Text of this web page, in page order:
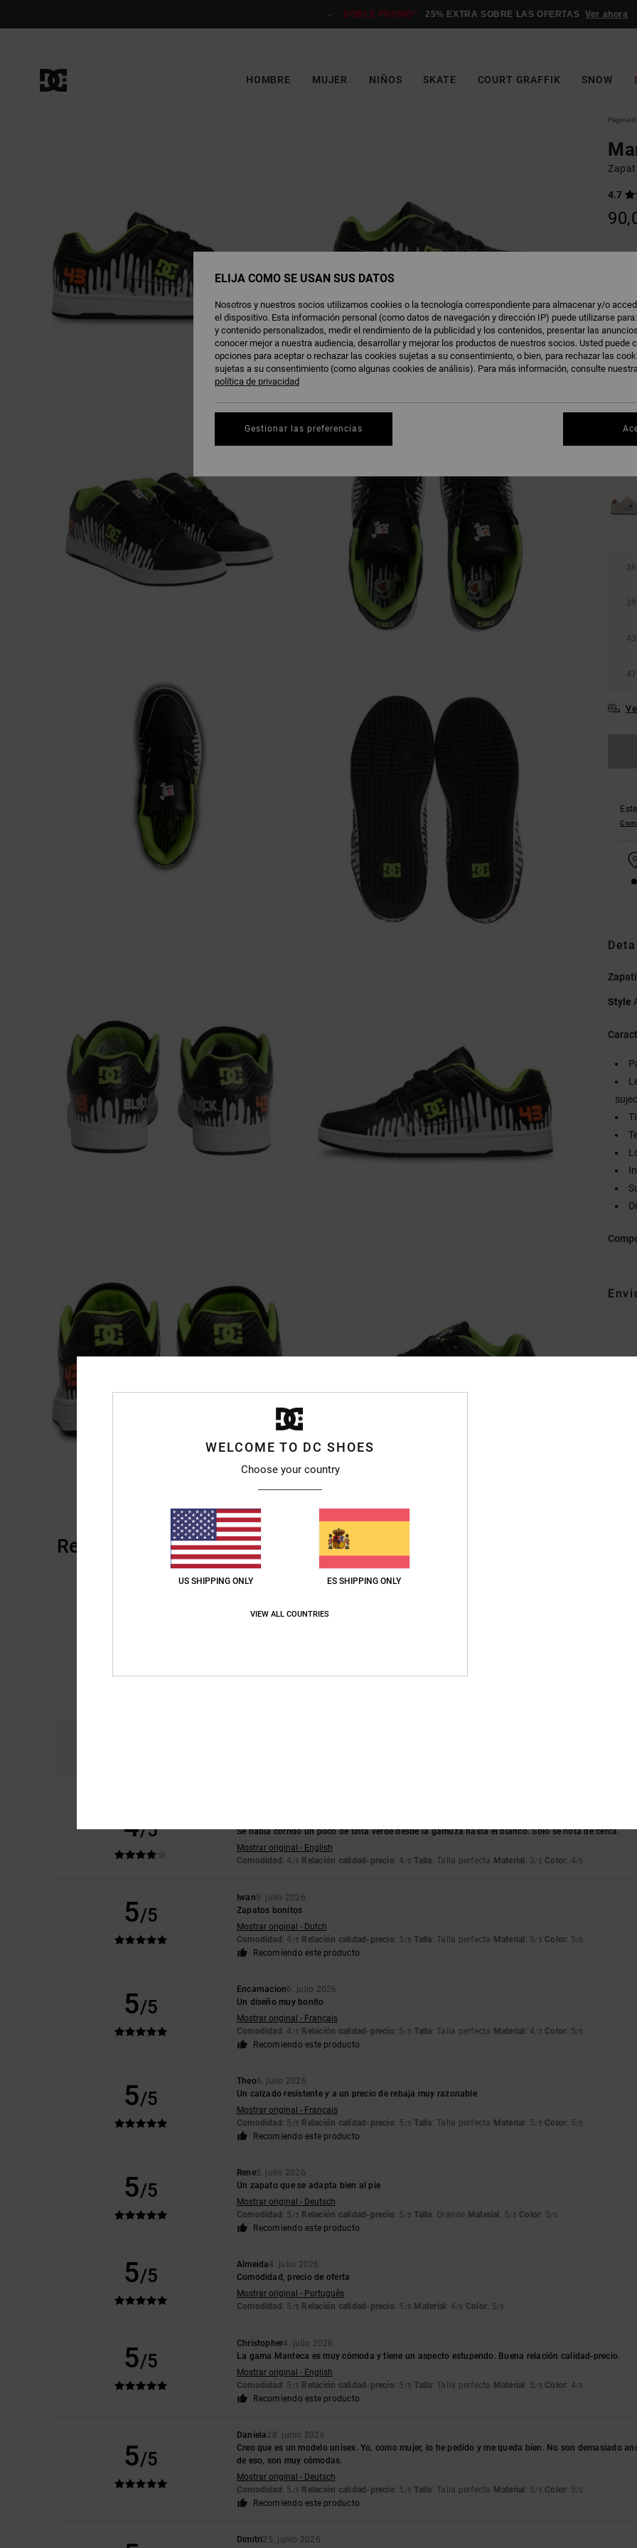
DOBLE PROMO*: 25% EXTRA SOBRE LAS OFERTAS Ver ahora
HOMBRE MUJER NIÑOS SKATE COURT GRAFFIK SNOW
Página
4.7
36
39
43
47
Style
Reseñas de los clientes
4/5
Se había corrido un poco de tinta verde desde la gamuza hasta el blanco. Solo se nota de cerca.
Mostrar original - English
Comodidad : 4 /5 Relación calidad-precio: 4 /5 Talla: Talla perfecta Material : 3/5 Color: 4/5
5/5
Iwan9. julio 2026
Zapatos bonitos
Mostrar original - Dutch
Comodidad : 4 /5 Relación calidad-precio: 5 /5 Talla: Talla perfecta Material : 5/5 Color: 5/5
Recomiendo este producto
5/5
Encarnacion6. julio 2026
Un diseño muy bonito
Mostrar original - Français
Comodidad : 4 /5 Relación calidad-precio: 5 /5 Talla: Talla perfecta Material : 4/5 Color: 5/5
Recomiendo este producto
5/5
Theo6. julio 2026
Un calzado resistente y a un precio de rebaja muy razonable
Mostrar original - Français
Comodidad : 5 /5 Relación calidad-precio: 5 /5 Talla: Talla perfecta Material : 5/5 Color: 5/5
Recomiendo este producto
5/5
Rene5. julio 2026
Un zapato que se adapta bien al pie
Mostrar original - Deutsch
Comodidad : 5 /5 Relación calidad-precio: 5 /5 Talla: Grande Material : 5/5 Color: 5/5
Recomiendo este producto
5/5
Almeida4. julio 2026
Comodidad, precio de oferta
Mostrar original - Português
Comodidad : 5 /5 Relación calidad-precio: 5 /5 Material : 4/5 Color: 5/5
5/5
Christopher4. julio 2026
La gama Manteca es muy cómoda y tiene un aspecto estupendo. Buena relación calidad-precio.
Mostrar original - English
Comodidad : 5 /5 Relación calidad-precio: 5 /5 Talla: Talla perfecta Material : 5/5 Color: 4/5
Recomiendo este producto
5/5
Daniela28. junio 2026
Creo que es un modelo unisex. Yo, como mujer, lo he pedido y me queda bien. No son demasiado
de eso, son muy cómodas.
Mostrar original - Deutsch
Comodidad : 5 /5 Relación calidad-precio: 5 /5 Talla: Talla perfecta Material : 5/5 Color: 5/5
Recomiendo este producto
Dimitri25. junio 2026
WELCOME TO DC SHOES
Choose your country
US SHIPPING ONLY ES SHIPPING ONLY
VIEW ALL COUNTRIES
ELIJA CÓMO SE USAN SUS DATOS
Nosotros y nuestros socios utilizamos cookies o la tecnología correspondiente para almacenar y/o
el dispositivo. Esta información personal (como datos de navegación y dirección IP) puede utilizarse
y contenido personalizados, medir el rendimiento de la publicidad y los contenidos, presentar las
conocer mejor a nuestra audiencia, desarrollar y mejorar los productos de nuestros socios. Usted puede
opciones para aceptar o rechazar las cookies sujetas a su consentimiento, o bien, para rechazar las
sujetas a su consentimiento (como algunas cookies de análisis). Para más información, consulte
política de privacidad
Gestionar las preferencias